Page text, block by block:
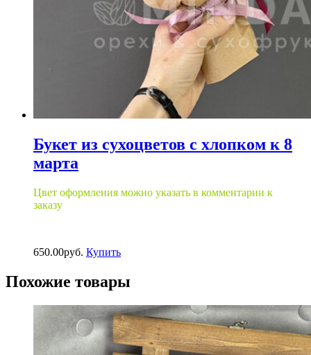
Букет из сухоцветов с хлопком к 8
марта
Цвет оформления можно указать в комментарии к
заказу
650.00руб. Купить
Похожие товары